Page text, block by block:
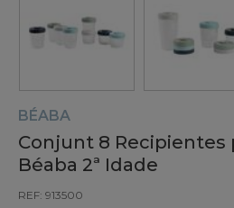
BÉABA
Conjunt 8 Recipientes
Béaba 2ª Idade
REF: 913500